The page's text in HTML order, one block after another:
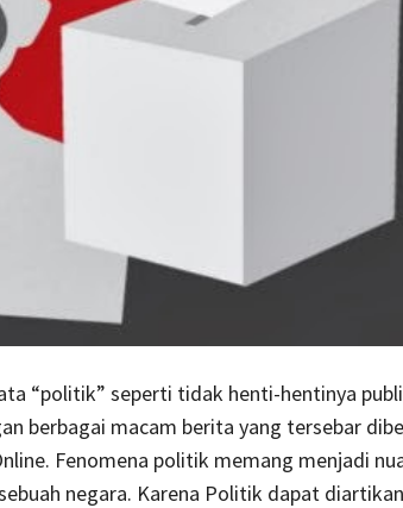
“politik” seperti tidak henti-hentinya
berbagai macam berita yang tersebar
Fenomena politik memang menjadi
negara. Karena Politik dapat